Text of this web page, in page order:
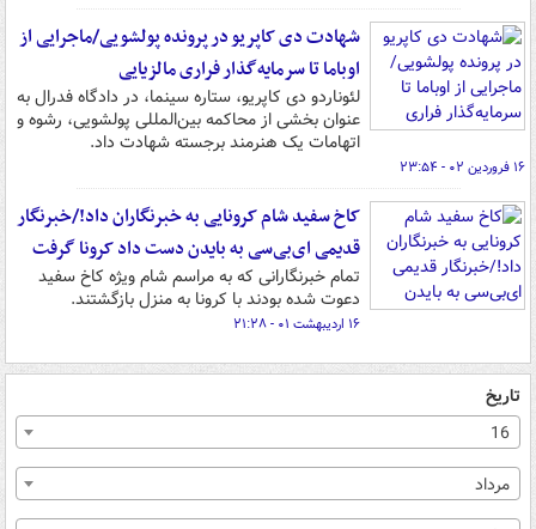
شهادت دی کاپریو در پرونده پولشویی/ماجرایی از
اوباما تا سرمایه‌گذار فراری مالزیایی
لئوناردو دی کاپریو، ستاره سینما، در دادگاه فدرال به
عنوان بخشی از محاکمه بین‌المللی پولشویی، رشوه و
اتهامات یک هنرمند برجسته شهادت داد.
۱۶ فروردین ۰۲ - ۲۳:۵۴
کاخ سفید شام کرونایی به خبرنگاران داد!/خبرنگار
قدیمی ای‌بی‌سی به بایدن دست داد کرونا گرفت
تمام خبرنگارانی که به مراسم شام ویژه کاخ سفید
دعوت شده بودند با کرونا به منزل بازگشتند.
۱۶ اردیبهشت ۰۱ - ۲۱:۲۸
تاریخ
16
مرداد